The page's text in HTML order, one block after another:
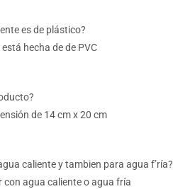
es de plástico?
hecha de de PVC
de 14 cm x 20 cm
caliente y tambien para agua f’ría?
con agua caliente o agua fría